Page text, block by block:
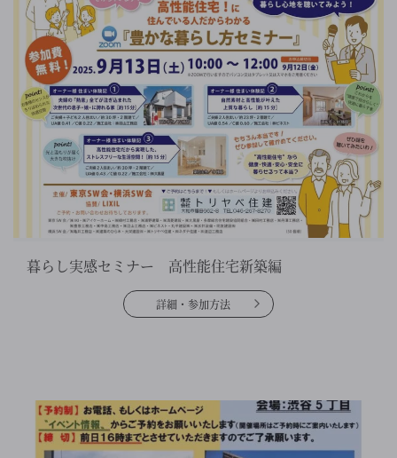
暮らし実感セミナー 高性能住宅新築編
詳細・参加方法